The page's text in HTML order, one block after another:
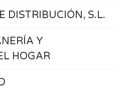
DISTRIBUCIÓN, S.L.
Y
HOGAR